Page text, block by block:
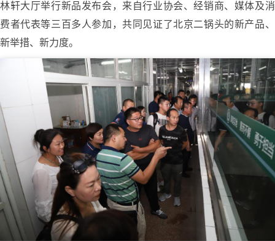
林轩大厅举行新品发布会，来自行业协会、经销商、媒体及消
费者代表等三百多人参加，共同见证了北京二锅头的新产品、
新举措、新力度。